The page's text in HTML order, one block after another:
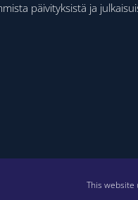
päivityksistä ja
This website